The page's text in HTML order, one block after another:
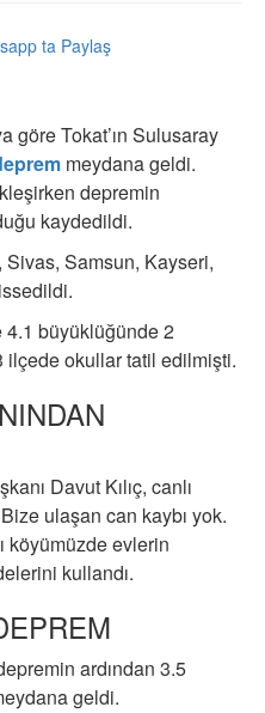
göre Tokat’ın Sulusaray
meydana geldi.
depremin
kaydedildi.
Samsun, Kayseri,
büyüklüğünde 2
okullar tatil edilmişti.
Davut Kılıç, canlı
ulaşan can kaybı yok.
köyümüzde evlerin
kullandı.
ardından 3.5
geldi.